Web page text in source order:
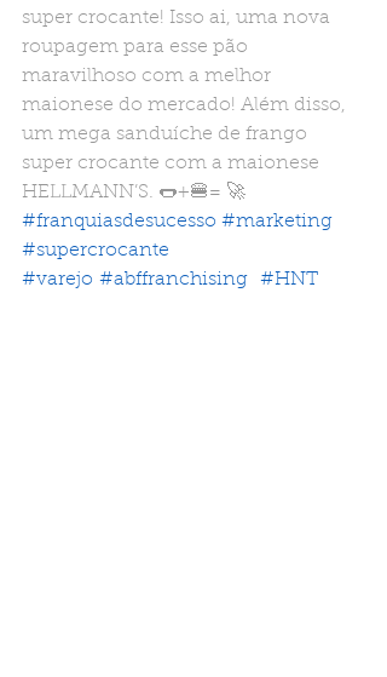
super crocante! Isso ai, uma nova
roupagem para esse pão
maravilhoso com a melhor
maionese do mercado! Além disso,
um mega sanduíche de frango
super crocante com a maionese
HELLMANN’S. 🌭+🍔= 🚀
#franquiasdesucesso #marketing
#supercrocante
#varejo #abffranchising #HNT